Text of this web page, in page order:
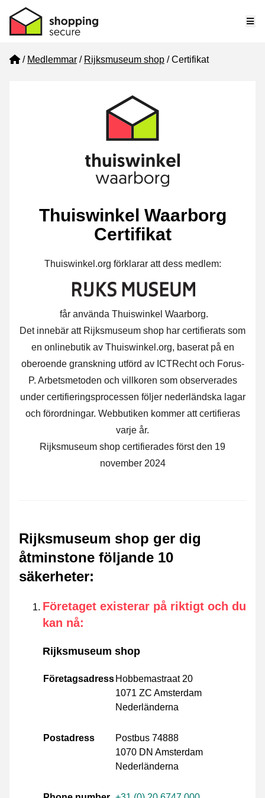
Home
Medlemmar Rijksmuseum shop Certifikat
Thuiswinkel Waarborg
Certifikat
Thuiswinkel.org förklarar att dess medlem:
får använda Thuiswinkel Waarborg.
Det innebär att Rijksmuseum shop har certifierats som
en onlinebutik av Thuiswinkel.org, baserat på en
oberoende granskning utförd av ICTRecht och Forus-
P. Arbetsmetoden och villkoren som observerades
under certifieringsprocessen följer nederländska lagar
och förordningar. Webbutiken kommer att certifieras
varje år.
Rijksmuseum shop certifierades först den 19
november 2024
Rijksmuseum shop ger dig
åtminstone följande 10
säkerheter:
Företaget existerar på riktigt och du
kan nå:
Rijksmuseum shop
Företagsadress Hobbemastraat 20
1071 ZC Amsterdam
Nederländerna
Postadress
Postbus 74888
1070 DN Amsterdam
Nederländerna